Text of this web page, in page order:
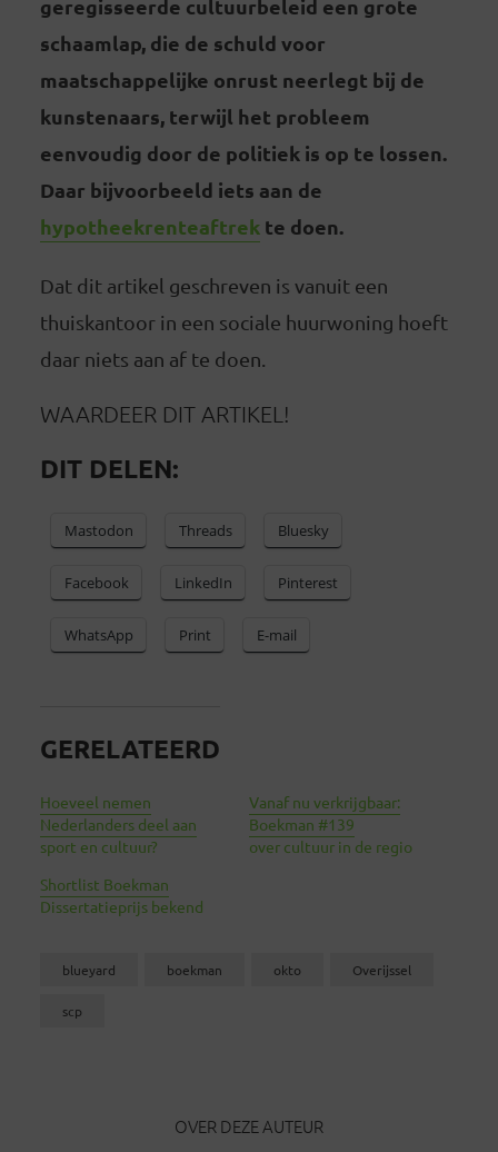
geregisseerde cultuurbeleid een grote
schaamlap, die de schuld voor
maatschappelijke onrust neerlegt bij de
kunstenaars, terwijl het probleem
eenvoudig door de politiek is op te lossen.
Daar bijvoorbeeld iets aan de
hypotheekrenteaftrekte doen.
Dat dit artikel geschreven is vanuit een
thuiskantoor in een sociale huurwoning hoeft
daar niets aan af te doen.
WAARDEER DIT ARTIKEL!
DIT DELEN:
Mastodon Threads Bluesky
Facebook LinkedIn Pinterest
WhatsApp Print E-mail
GERELATEERD
Hoeveel nemen
Nederlanders deel aan
sport en cultuur?
Vanaf nu verkrijgbaar:
Boekman #139
over cultuur in de regio
Shortlist Boekman
Dissertatieprijs bekend
blueyard boekman okto Overijssel
scp
OVER DEZE AUTEUR